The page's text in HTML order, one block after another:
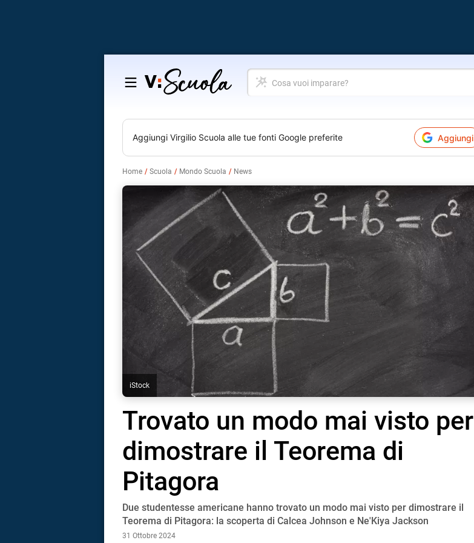
Salta
contenuto
Cosa
vuoi
Aggiungi Virgilio Scuola alle tue fonti Google preferite Aggiungi
Home Scuola Mondo Scuola News
iStock
Trovato un modo mai visto per
dimostrare il Teorema di
Pitagora
Due studentesse americane hanno trovato un modo mai visto per dimostrare il
Teorema di Pitagora: la scoperta di Calcea Johnson e Ne'Kiya Jackson
31 Ottobre 2024